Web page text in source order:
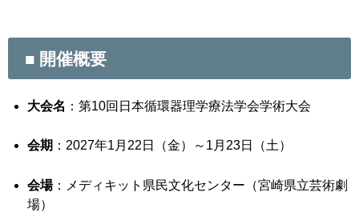
■ 開催概要
大会名 ：第10回日本循環器理学療法学会学術大会
会期 ：2027年1月22日（金）～1月23日（土）
会場：メディキット県民文化センター（宮崎県立芸術劇
場）